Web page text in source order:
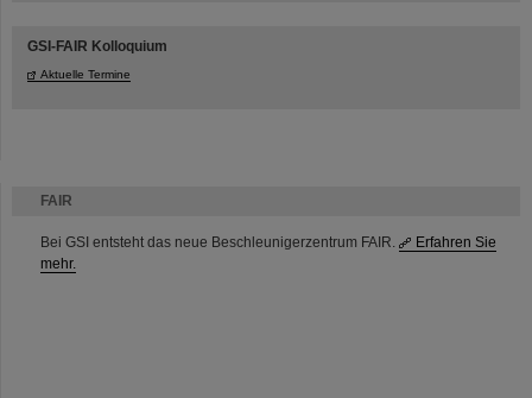
FAIR
Bei GSI entsteht das neue Beschleunigerzentrum FAIR.
Erfahren Sie
mehr.
GSI-FAIR Kolloquium
Aktuelle Termine